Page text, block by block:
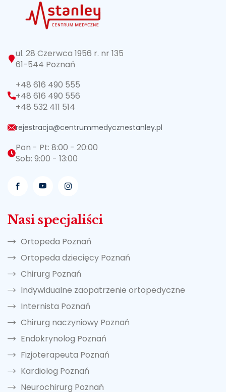
ul. 28 Czerwca 1956 r. nr 135
61-544 Poznań
+48 616 490 555
+48 616 490 556
+48 532 411 514
rejestracja@centrummedycznestanley.pl
Pon - Pt: 8:00 - 20:00
Sob: 9:00 - 13:00
Nasi specjaliści
Ortopeda Poznań
Ortopeda dziecięcy Poznań
Chirurg Poznań
Indywidualne zaopatrzenie ortopedyczne
Internista Poznań
Chirurg naczyniowy Poznań
Endokrynolog Poznań
Fizjoterapeuta Poznań
Kardiolog Poznań
Neurochirurg Poznań